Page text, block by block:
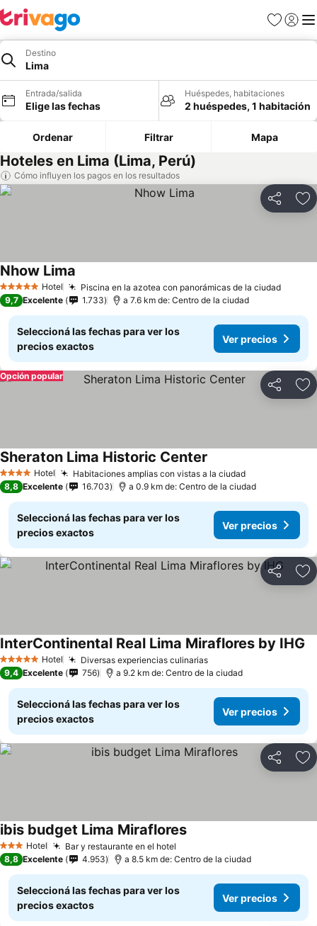
Favoritos
Iniciar
Destino
Lima
Entrada/salida
Elige las fechas
Huéspedes, habitaciones
2 huéspedes, 1 habitación
Ordenar Filtrar Mapa
Hoteles en Lima (Lima, Perú)
Cómo influyen los pagos en los resultados
Compartir
5 Estrellas Hotel Piscina en la azotea con panorámicas de la ciudad
Nhow Lima
9,7 Excelente 1.733 a 7.6 km de: Centro de la ciudad
Seleccioná las fechas para ver los
precios exactos
Ver precios
Compartir
Opción popular
4 EstrellasHotel Habitaciones amplias con vistas a la ciudad
Sheraton Lima Historic Center
8,8 Excelente 16.703 a 0.9 km de: Centro de la ciudad
Seleccioná las fechas para ver los
precios exactos
Ver precios
Compartir
5 Estrellas Hotel Diversas experiencias culinarias
InterContinental Real Lima Miraflores by IHG
9,4 Excelente 756 a 9.2 km de: Centro de la ciudad
Seleccioná las fechas para ver los
precios exactos
Ver precios
Compartir
3 Estrellas
Hotel Bar y restaurante en el hotel
ibis budget Lima Miraflores
8,8 Excelente 4.953 a 8.5 km de: Centro de la ciudad
Seleccioná las fechas para ver los
precios exactos
Ver precios